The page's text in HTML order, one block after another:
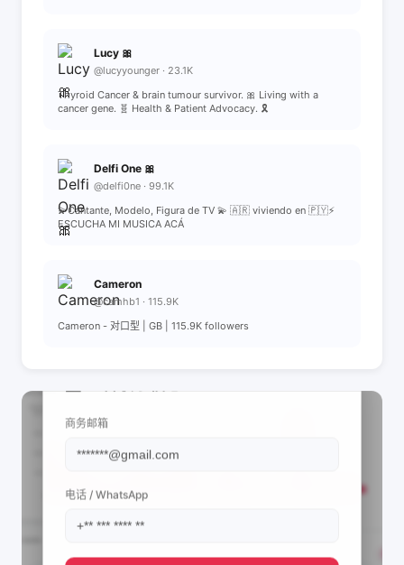
Lucy 🎀
@lucyyounger · 23.1K
Thyroid Cancer & brain tumour survivor. 🎀 Living with a
cancer gene. 🧬 Health & Patient Advocacy. 🎗️
Delfi One 🎀
@delfi0ne · 99.1K
💫Cantante, Modelo, Figura de TV 💫 🇦🇷 viviendo en 🇵🇾⚡️
ESCUCHA MI MUSICA ACÁ
Cameron
@camhb1 · 115.9K
Cameron - 对口型 | GB | 115.9K followers
商务邮箱
电话 / WhatsApp